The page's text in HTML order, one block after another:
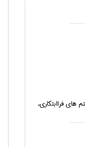
های فراابتکاری،